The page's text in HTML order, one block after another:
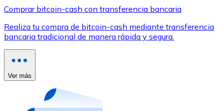
Utiliza tarjetas Visa y Mastercard para comprar
Comprar con tarjeta
Tienda - Tarjetas regalo
Compra tarjetas regalo de tus marcas favoritas con
Ir a la tienda de tarjetas regalo
Comprar bitcoin-cash con transferencia bancaria
Realiza tu compra de bitcoin-cash mediante transferencia
bancaria tradicional de manera rápida y segura.
Ver más